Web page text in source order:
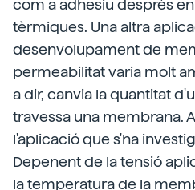
com a adhesiu desprès
tèrmiques. Una altra
desenvolupament de
permeabilitat varia molt
a dir, canvia la quantitat
travessa una membrana.
l'aplicació que s'ha
Depenent de la tensió
la temperatura de la